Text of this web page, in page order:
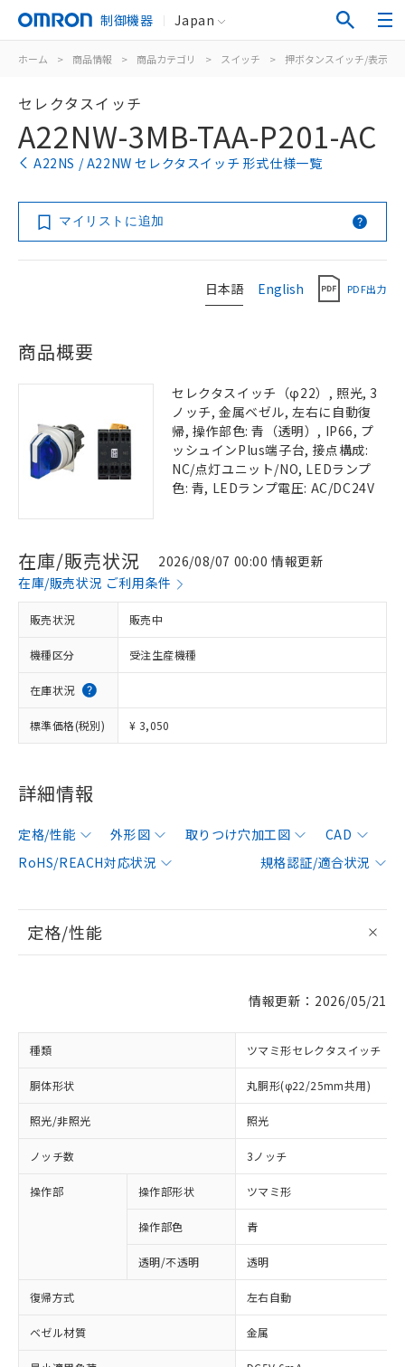
制御機器 Japan
ホーム > 商品情報 > 商品カテゴリ > スイッチ > 押ボタンスイッチ/表示灯
セレクタスイッチ
A22NW-3MB-TAA-P201-AC
A22NS / A22NW セレクタスイッチ 形式仕様一覧
マイリストに追加
日本語 English PDF出力
商品概要
セレクタスイッチ（φ22）, 照光, 3
ノッチ, 金属ベゼル, 左右に自動復
帰, 操作部色: 青（透明）, IP66, プ
ッシュインPlus端子台, 接点構成:
NC/点灯ユニット/NO, LEDランプ
色: 青, LEDランプ電圧: AC/DC24V
在庫/販売状況
2026/08/07 00:00 情報更新
在庫/販売状況 ご利用条件
販売状況 販売中
機種区分 受注生産機種
在庫状況
標準価格(税別) ¥ 3,050
詳細情報
定格/性能 外形図 取りつけ穴加工図
CAD
RoHS/REACH対応状況
規格認証/適合状況
定格/性能
情報更新：2026/05/21
種類 ツマミ形セレクタスイッチ
胴体形状 丸胴形(φ22/25mm共用)
照光/非照光 照光
ノッチ数 3ノッチ
操作部 操作部形状 ツマミ形
操作部色 青
透明/不透明 透明
復帰方式 左右自動
ベゼル材質 金属